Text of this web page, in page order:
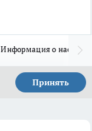
Информация о нас
Принять